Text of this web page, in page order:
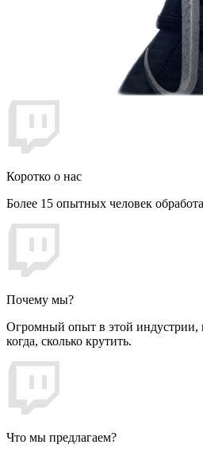
Коротко о нас
Более 15 опытных человек
Почему мы?
Огромный опыт в этой индустрии,
когда, сколько крутить.
Что мы предлагаем?